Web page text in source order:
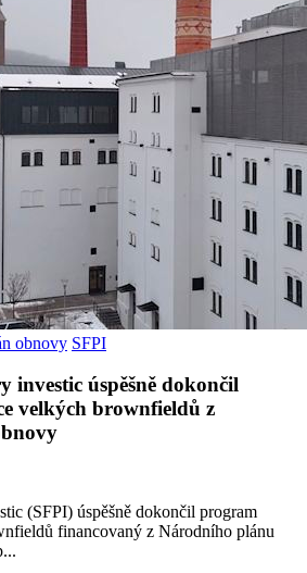
obnovy SFPI
investic úspěšně dokončil
velkých brownfieldů z
(SFPI) úspěšně dokončil program
financovaný z Národního plánu